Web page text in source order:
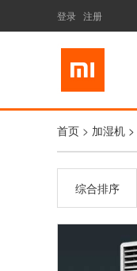
登录 注册
首页 > 加湿机 >
综合排序